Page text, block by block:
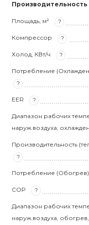
Производительность
Площадь, м² ?
Компрессор ?
Холод, КВт/ч ?
Потребление
?
EER ?
Диапазон рабочих
наруж.воздуха,
Производительность
?
Потребление
COP ?
Диапазон рабочих
наруж.воздуха,